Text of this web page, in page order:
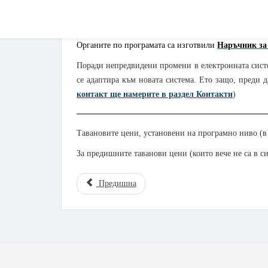
Органите по програмата са изготвили Наръчник
Поради непредвидени промени в електронната
се адаптира към новата система. Ето защо, преди
контакт ще намерите в раздел Контакти)
Тавановите цени, установени на програмно ниво
За предишните таванови цени (които вече не са в
Предишна